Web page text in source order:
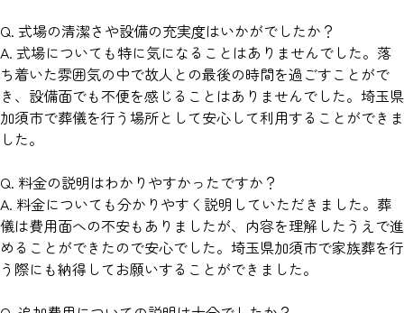
Q. 式場の清潔さや設備の充実度はいかがでしたか？
A. 式場についても特に気になることはありませんでした。落
ち着いた雰囲気の中で故人との最後の時間を過ごすことがで
き、設備面でも不便を感じることはありませんでした。埼玉県
加須市で葬儀を行う場所として安心して利用することができま
した。
Q. 料金の説明はわかりやすかったですか？
A. 料金についても分かりやすく説明していただきました。葬
儀は費用面への不安もありましたが、内容を理解したうえで進
めることができたので安心でした。埼玉県加須市で家族葬を行
う際にも納得してお願いすることができました。